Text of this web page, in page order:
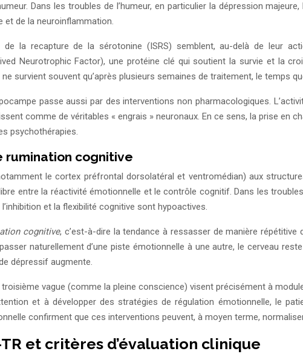
Dans les troubles de l’humeur, en particulier la dépression
et de la neuroinflammation.
la recapture de la sérotonine (ISRS) semblent, au-delà de leur
Neurotrophic Factor), une protéine clé qui soutient la survie et la
survient souvent qu’après plusieurs semaines de traitement, le temps
passe aussi par des interventions non pharmacologiques.
comme de véritables « engrais » neuronaux. En ce sens, la prise en
psychothérapies.
rumination cognitive
le cortex préfrontal dorsolatéral et ventromédian) aux
entre la réactivité émotionnelle et le contrôle cognitif. Dans les
et la flexibilité cognitive sont hypoactives.
cognitive, c’est-à-dire la tendance à ressasser de manière
naturellement d’une piste émotionnelle à une autre, le cerveau
dépressif augmente.
vague (comme la pleine conscience) visent précisément à
et à développer des stratégies de régulation émotionnelle, le
confirment que ces interventions peuvent, à moyen terme,
et critères d’évaluation clinique